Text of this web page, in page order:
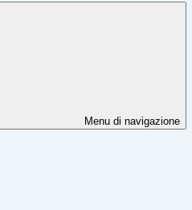
Menu di navigazione